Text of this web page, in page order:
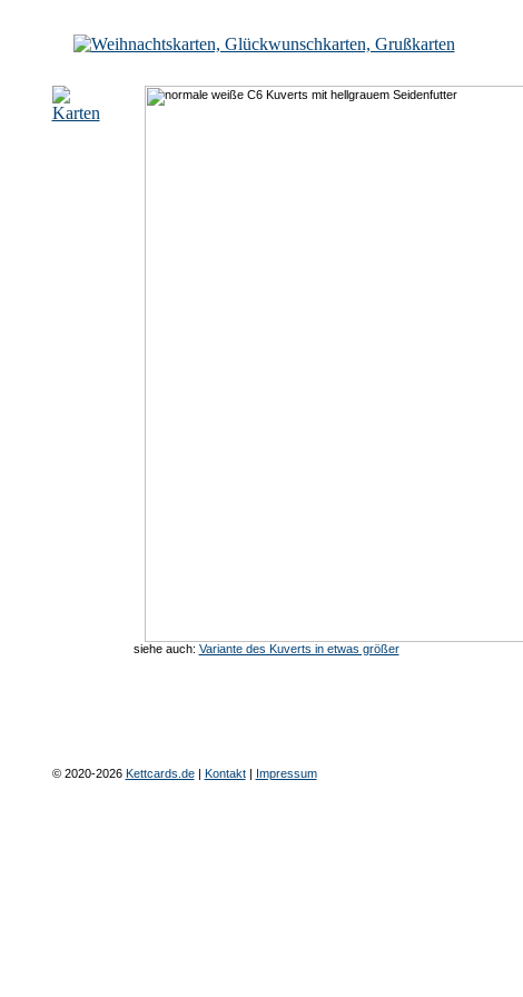
siehe auch: Variante des Kuverts in etwas größer
© 2020-2026 Kettcards.de| Kontakt| Impressum